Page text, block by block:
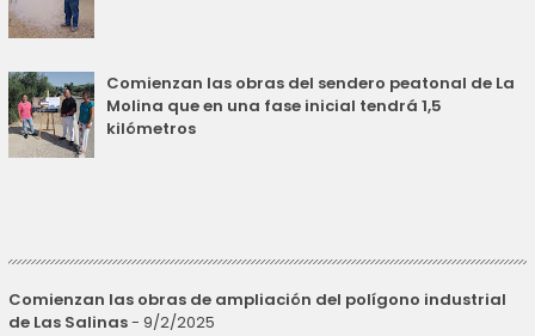
Comienzan las obras del sendero peatonal de La
Molina que en una fase inicial tendrá 1,5
kilómetros
Comienzan las obras de ampliación del polígono industrial
de Las Salinas- 9/2/2025